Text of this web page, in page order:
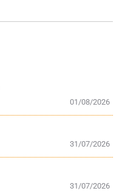
01/08/2026
31/07/2026
31/07/2026